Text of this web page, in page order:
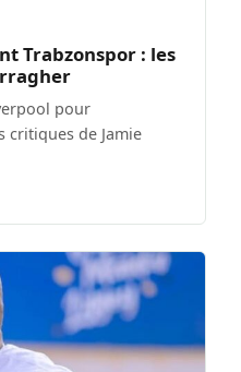
Trabzonspor : les
pour
critiques de Jamie